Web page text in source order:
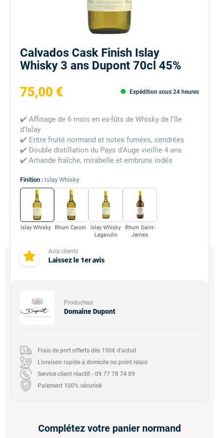
Calvados Cask Finish Islay
Whisky 3 ans Dupont 70cl 45%
Avis clients
Laissez le 1er avis
✔️ Affinage de 6 mois en ex-fûts de Whisky de l'île
d'Islay
✔️ Entre fruité normand et notes fumées, cendrées
✔️ Double distillation du Pays d'Auge vieillie 4 ans
✔️ Amande fraîche, mirabelle et embruns iodés
Finition : Islay Whisky
Islay Whisky Rhum Caroni
Islay Whisky
Lagavulin
Rhum Saint-
James
75,00 € Expédition sous 24 heures
Producteur
Domaine Dupont
Frais de port offerts dès 150€ d'achat
Livraison rapide à domicile ou point relais
Service client réactif - 09 77 78 74 89
Paiement 100% sécurisé
Complétez votre panier normand